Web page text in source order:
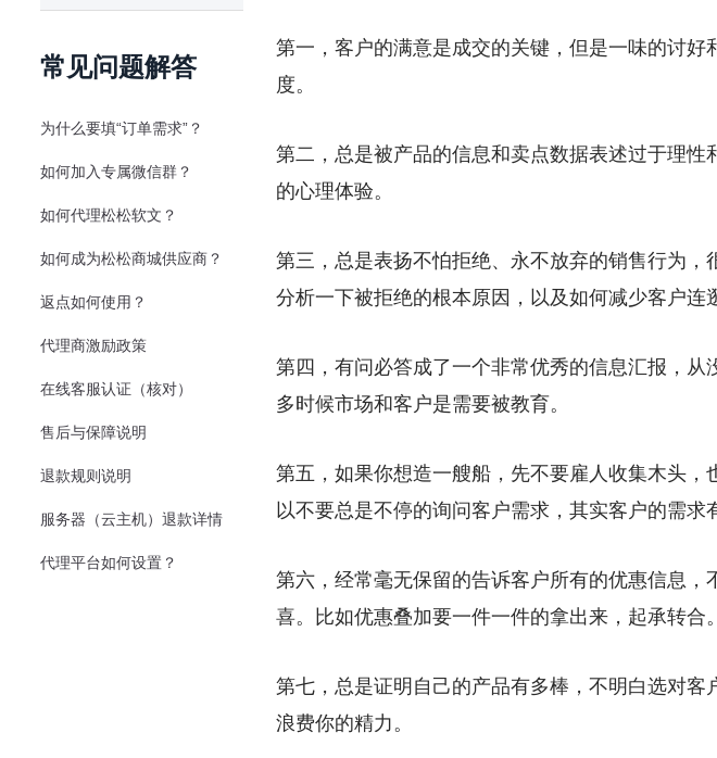
常见问题解答
为什么要填“订单需求”？
如何加入专属微信群？
如何代理松松软文？
如何成为松松商城供应商？
返点如何使用？
代理商激励政策
在线客服认证（核对）
售后与保障说明
退款规则说明
服务器（云主机）退款详情
代理平台如何设置？
第一，客户的满意是成交的关键，但是一味的讨
度。
第二，总是被产品的信息和卖点数据表述过于理
的心理体验。
第三，总是表扬不怕拒绝、永不放弃的销售行为
分析一下被拒绝的根本原因，以及如何减少客户连
第四，有问必答成了一个非常优秀的信息汇报，
多时候市场和客户是需要被教育。
第五，如果你想造一艘船，先不要雇人收集木头
以不要总是不停的询问客户需求，其实客户的需求
第六，经常毫无保留的告诉客户所有的优惠信息
喜。比如优惠叠加要一件一件的拿出来，起承转合。
第七，总是证明自己的产品有多棒，不明白选对
浪费你的精力。